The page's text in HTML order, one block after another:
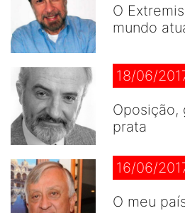
O
mundo
18/06/
Oposição,
prata
16/06/
O meu